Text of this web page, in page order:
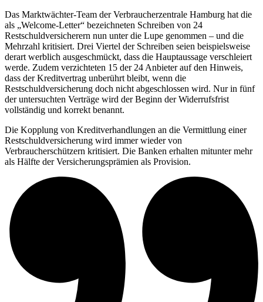
Das Marktwächter-Team der Verbraucherzentrale Hamburg hat die
als „Welcome-Letter“ bezeichneten Schreiben von 24
Restschuldversicherern nun unter die Lupe genommen – und die
Mehrzahl kritisiert. Drei Viertel der Schreiben seien beispielsweise
derart werblich ausgeschmückt, dass die Hauptaussage verschleiert
werde. Zudem verzichteten 15 der 24 Anbieter auf den Hinweis,
dass der Kreditvertrag unberührt bleibt, wenn die
Restschuldversicherung doch nicht abgeschlossen wird. Nur in fünf
der untersuchten Verträge wird der Beginn der Widerrufsfrist
vollständig und korrekt benannt.
Die Kopplung von Kreditverhandlungen an die Vermittlung einer
Restschuldversicherung wird immer wieder von
Verbraucherschützern kritisiert. Die Banken erhalten mitunter mehr
als Hälfte der Versicherungsprämien als Provision.